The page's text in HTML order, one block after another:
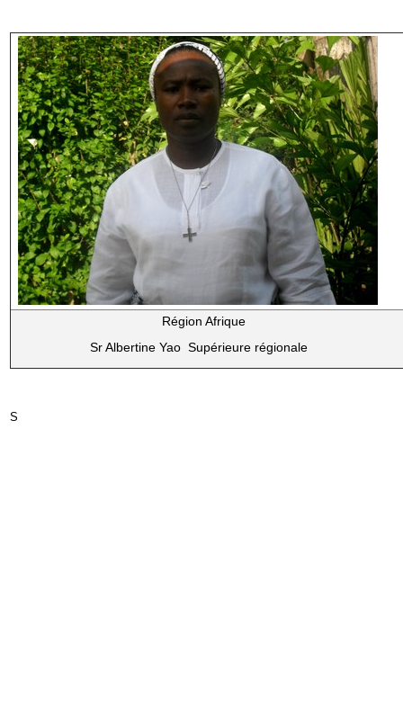
Région Afrique
Sr Albertine Yao Supérieure régionale
S